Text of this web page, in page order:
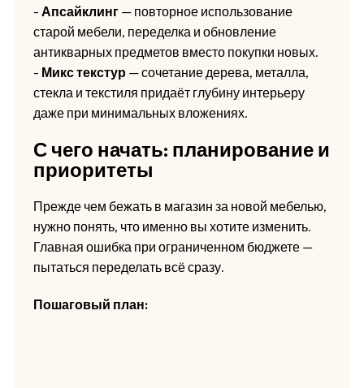
- Апсайклинг— повторное использование
старой мебели, переделка и обновление
антикварных предметов вместо покупки новых.
- Микс текстур— сочетание дерева, металла,
стекла и текстиля придаёт глубину интерьеру
даже при минимальных вложениях.
С чего начать: планирование и
приоритеты
Прежде чем бежать в магазин за новой мебелью,
нужно понять, что именно вы хотите изменить.
Главная ошибка при ограниченном бюджете —
пытаться переделать всё сразу.
Пошаговый план: